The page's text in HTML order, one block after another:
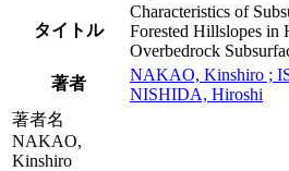
タイトル
Characteristics of
Forested Hillslopes in
Overbedrock
著者
NAKAO, Kinshiro ;
NISHIDA, Hiroshi
著者名
NAKAO,
Kinshiro